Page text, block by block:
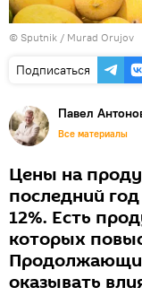
© Sputnik / Murad Orujov
Подписаться
Павел
Все материалы
Цены на
последний
12%. Есть
которых
оказывать